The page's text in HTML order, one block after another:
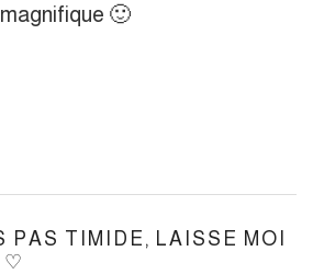
🙂
PAS TIMIDE, LAISSE MOI
♡